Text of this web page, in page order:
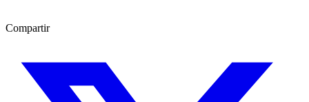
Compartir